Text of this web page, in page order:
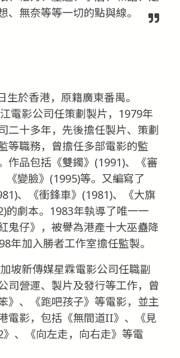
、無奈等等一切的點與線。
生於香港，原籍廣東番禺。
電影公司任策劃製片，1979年
二十多年，先後擔任製片、策劃
等職務，曾擔任多部電影的監
作品包括《雙鐲》(1991)、《審
《變臉》(1995)等。又編寫了
、《衝鋒車》(1981)、《大旗
的劇本。1983年執導了唯一一
鬼仔》，被譽為港產十大巫蠱降
年加入勝者工作室擔任監製。
坡新傳媒星霖電影公司任職副
司營運、製片及發行等工作，曾
》、《跑吧孩子》等電影，並主
電影，包括《無間道II》、《見
》、《向左走，向右走》等電